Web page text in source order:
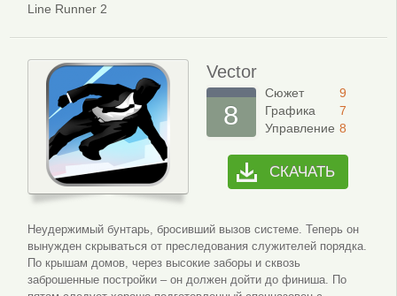
Line Runner 2
Vector
8
Сюжет
Графика
Управление
9
7
8
СКАЧАТЬ
Неудержимый бунтарь, бросивший вызов системе. Теперь он
вынужден скрываться от преследования служителей порядка.
По крышам домов, через высокие заборы и сквозь
заброшенные постройки – он должен дойти до финиша. По